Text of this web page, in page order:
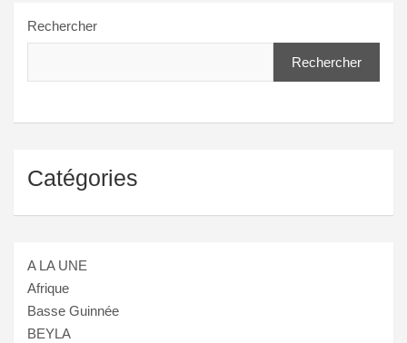
Rechercher
Rechercher
Catégories
A LA UNE
Afrique
Basse Guinnée
BEYLA